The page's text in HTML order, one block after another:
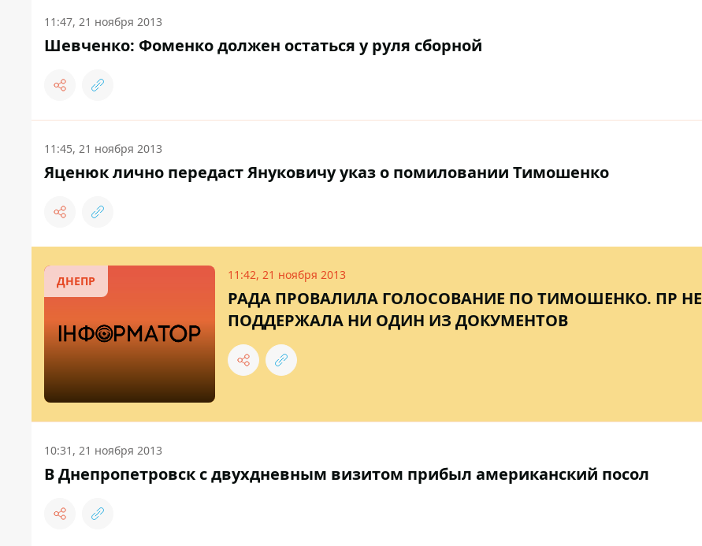
11:47, 21 ноября 2013
Шевченко: Фоменко должен остаться у руля сборной
11:45, 21 ноября 2013
Яценюк лично передаст Януковичу указ о помиловании Тимошенко
ДНЕПР 11:42, 21 ноября 2013
РАДА ПРОВАЛИЛА ГОЛОСОВАНИЕ ПО ТИМОШЕНКО. ПР НЕ
ПОДДЕРЖАЛА НИ ОДИН ИЗ ДОКУМЕНТОВ
10:31, 21 ноября 2013
В Днепропетровск с двухдневным визитом прибыл американский посол